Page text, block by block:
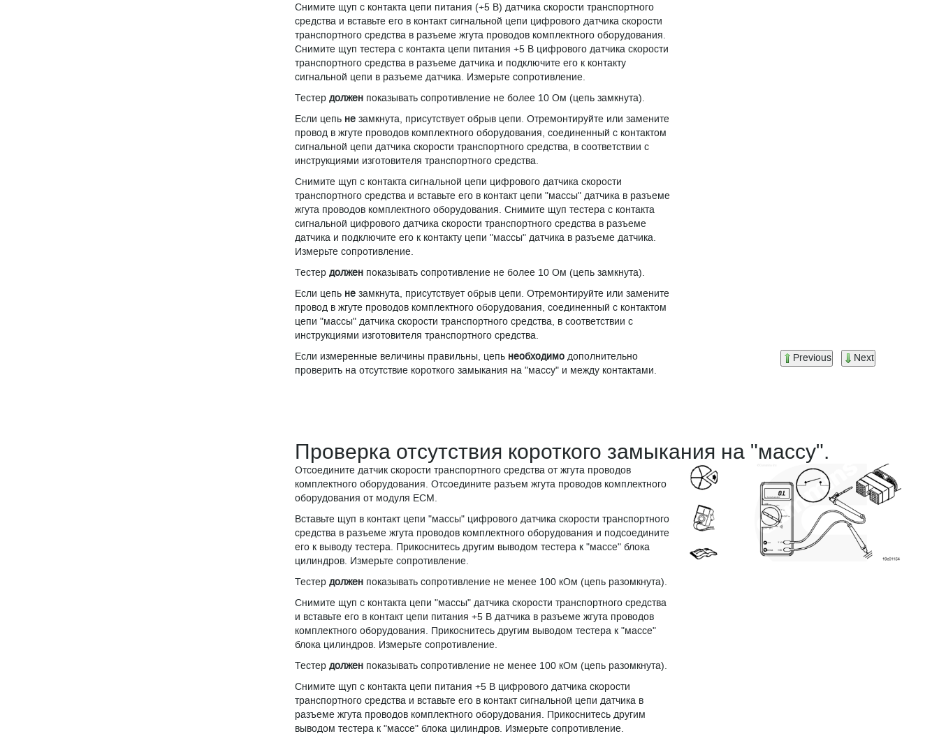
Снимите щуп с контакта цепи питания (+5 В) датчика скорости транспортного
средства и вставьте его в контакт сигнальной цепи цифрового датчика скорости
транспортного средства в разъеме жгута проводов комплектного оборудования.
Снимите щуп тестера с контакта цепи питания +5 В цифрового датчика скорости
транспортного средства в разъеме датчика и подключите его к контакту
сигнальной цепи в разъеме датчика. Измерьте сопротивление.
Тестер долженпоказывать сопротивление не более 10 Ом (цепь замкнута).
Если цепь незамкнута, присутствует обрыв цепи. Отремонтируйте или замените
провод в жгуте проводов комплектного оборудования, соединенный с контактом
сигнальной цепи датчика скорости транспортного средства, в соответствии с
инструкциями изготовителя транспортного средства.
Снимите щуп с контакта сигнальной цепи цифрового датчика скорости
транспортного средства и вставьте его в контакт цепи "массы" датчика в разъеме
жгута проводов комплектного оборудования. Снимите щуп тестера с контакта
сигнальной цифрового датчика скорости транспортного средства в разъеме
датчика и подключите его к контакту цепи "массы" датчика в разъеме датчика.
Измерьте сопротивление.
Тестер долженпоказывать сопротивление не более 10 Ом (цепь замкнута).
Если цепь незамкнута, присутствует обрыв цепи. Отремонтируйте или замените
провод в жгуте проводов комплектного оборудования, соединенный с контактом
цепи "массы" датчика скорости транспортного средства, в соответствии с
инструкциями изготовителя транспортного средства.
Если измеренные величины правильны, цепь необходимодополнительно
проверить на отсутствие короткого замыкания на "массу" и между контактами.
Previous Next
Проверка отсутствия короткого замыкания на "массу".
Отсоедините датчик скорости транспортного средства от жгута проводов
комплектного оборудования. Отсоедините разъем жгута проводов комплектного
оборудования от модуля ЕСМ.
Вставьте щуп в контакт цепи "массы" цифрового датчика скорости транспортного
средства в разъеме жгута проводов комплектного оборудования и подсоедините
его к выводу тестера. Прикоснитесь другим выводом тестера к "массе" блока
цилиндров. Измерьте сопротивление.
Тестер долженпоказывать сопротивление не менее 100 кОм (цепь разомкнута).
Снимите щуп с контакта цепи "массы" датчика скорости транспортного средства
и вставьте его в контакт цепи питания +5 В датчика в разъеме жгута проводов
комплектного оборудования. Прикоснитесь другим выводом тестера к "массе"
блока цилиндров. Измерьте сопротивление.
Тестер долженпоказывать сопротивление не менее 100 кОм (цепь разомкнута).
Снимите щуп с контакта цепи питания +5 В цифрового датчика скорости
транспортного средства и вставьте его в контакт сигнальной цепи датчика в
разъеме жгута проводов комплектного оборудования. Прикоснитесь другим
выводом тестера к "массе" блока цилиндров. Измерьте сопротивление.